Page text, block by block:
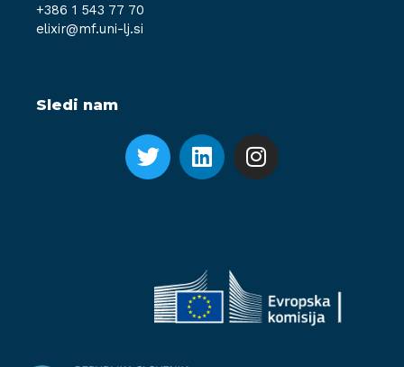
+386 1 543 77 70
elixir@mf.uni-lj.si
Sledi nam